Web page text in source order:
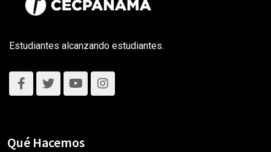
Estudiantes alcanzando estudiantes.
Qué Hacemos